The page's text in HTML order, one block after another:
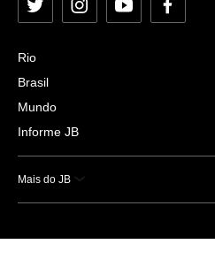
Twitter InstagramYouTubeFacebook
Rio
Brasil
Mundo
Informe JB
Mais do JB
Esportes